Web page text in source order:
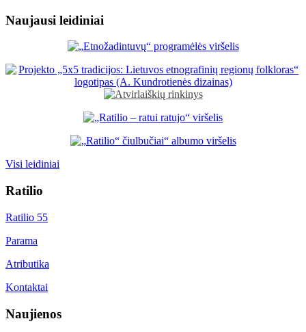
Naujausi leidiniai
Visi leidiniai
Ratilio
Ratilio 55
Parama
Atributika
Kontaktai
Naujienos